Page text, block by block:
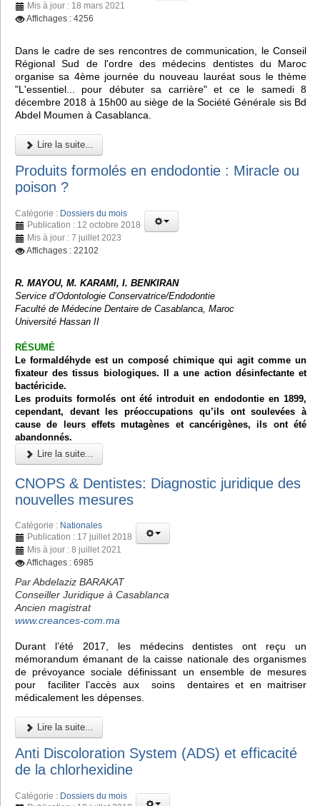
Mis à jour : 18 mars 2021
Affichages : 4256
Dans le cadre de ses rencontres de communication, le Conseil
Régional Sud de l'ordre des médecins dentistes du Maroc
organise sa 4ème journée du nouveau lauréat sous le thème
"L'essentiel... pour débuter sa carrière" et ce le samedi 8
décembre 2018 à 15h00 au siège de la Société Générale sis Bd
Abdel Moumen à Casablanca.
Lire la suite...
Produits formolés en endodontie : Miracle ou
poison ?
Catégorie : Dossiers du mois
Publication : 12 octobre 2018
Mis à jour : 7 juillet 2023
Affichages : 22102
R. MAYOU, M. KARAMI, I. BENKIRAN
Service d’Odontologie Conservatrice/Endodontie
Faculté de Médecine Dentaire de Casablanca, Maroc
Université Hassan II
RÉSUMÉ
Le formaldéhyde est un composé chimique qui agit comme un
fixateur des tissus biologiques. Il a une action désinfectante et
bactéricide.
Les produits formolés ont été introduit en endodontie en 1899,
cependant, devant les préoccupations qu’ils ont soulevées à
cause de leurs effets mutagènes et cancérigènes, ils ont été
abandonnés.
Lire la suite...
CNOPS & Dentistes: Diagnostic juridique des
nouvelles mesures
Catégorie : Nationales
Publication : 17 juillet 2018
Mis à jour : 8 juillet 2021
Affichages : 6985
Par Abdelaziz BARAKAT
Conseiller Juridique à Casablanca
Ancien magistrat
www.creances-com.ma
Durant l’été 2017, les médecins dentistes ont reçu un
mémorandum émanant de la caisse nationale des organismes
de prévoyance sociale définissant un ensemble de mesures
pour faciliter l’accès aux soins dentaires et en maitriser
médicalement les dépenses.
Lire la suite...
Anti Discoloration System (ADS) et efficacité
de la chlorhexidine
Catégorie : Dossiers du mois